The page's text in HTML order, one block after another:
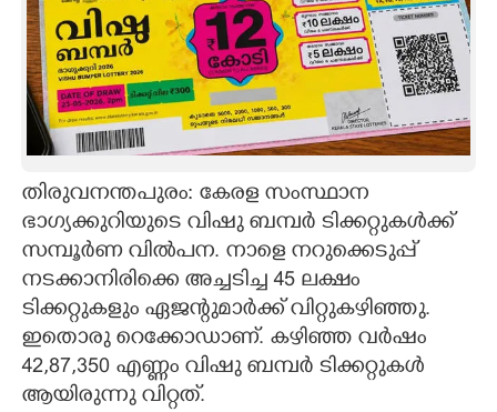
ART
ASTRO
LITERATURE
ZOOM
CONTACT US
തിരുവനന്തപുരം: കേരള സംസ്ഥാന
ഭാഗ്യക്കുറിയുടെ വിഷു ബമ്പർ ടിക്കറ്റുകൾക്ക്
സമ്പൂർണ വിൽപന. നാളെ നറുക്കെടുപ്പ്
നടക്കാനിരിക്കെ അച്ചടിച്ച 45 ലക്ഷം
ടിക്കറ്റുകളും ഏജന്റുമാർക്ക് വിറ്റുകഴിഞ്ഞു.
ഇതൊരു റെക്കോഡാണ്. കഴിഞ്ഞ വർഷം
42,87,350 എണ്ണം വിഷു ബമ്പർ ടിക്കറ്റുകൾ
ആയിരുന്നു വിറ്റത്.